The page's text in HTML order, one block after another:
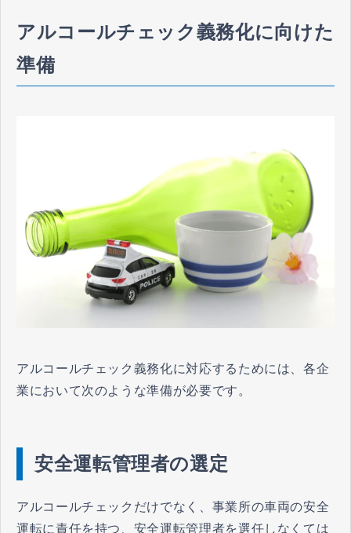
アルコールチェック義務化に向けた
準備
アルコールチェック義務化に対応するためには、各企
業において次のような準備が必要です。
安全運転管理者の選定
アルコールチェックだけでなく、事業所の車両の安全
運転に責任を持つ、安全運転管理者を選任しなくては